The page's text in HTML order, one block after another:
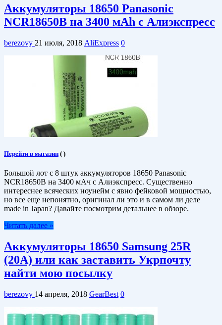
Аккумуляторы 18650 Panasonic
NCR18650B на 3400 мAh с Алиэкспресс
berezovy 21 июля, 2018 AliExpress 0
Перейти в магазин ( )
Большой лот с 8 штук аккумуляторов 18650 Panasonic
NCR18650B на 3400 мАч с Алиэкспресс. Существенно
интереснее всяческих ноунейм с явно фейковой мощностью,
но все еще непонятно, оригинал ли это и в самом ли деле
made in Japan? Давайте посмотрим детальнее в обзоре.
Читать далее »
Аккумуляторы 18650 Samsung 25R
(20А) или как заставить Укрпочту
найти мою посылку
berezovy 14 апреля, 2018 GearBest 0